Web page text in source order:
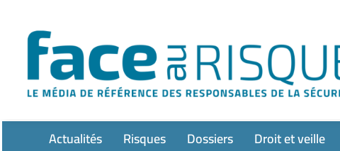
contenu
Actualités Risques Dossiers Droit et veille